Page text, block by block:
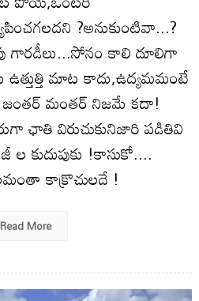
?అనుకుంటివా...?
గారడీలు...సోనం కాలి దూలిగా
మాట కాదు,ఉద్యమమంటే
మంతర్ నిజమే కదా!
ఛాతి విరుచుకునిజారి పడితివి
కుదుపుకు !కాసుకో....
కాక్రొచులదే !
Read More